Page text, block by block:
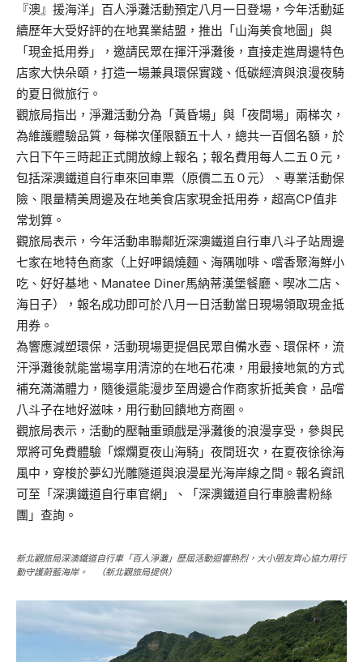
『澳』援海洋」百人淨灘活動預定八月一日登場，今年活動延
續歷年大受好評的在地異業結盟，推出「山海美食地圖」與
「現金抵用券」，邀請民眾在揮汗淨灘後，直接走進周邊特色
店家大快朵頤，打造一場兼具環保實踐、低碳經濟與浪漫夜騎
的夏日微旅行。
觀旅局指出，淨灘活動分為「黃昏場」與「夜間場」兩梯次，
為維護體驗品質，每梯次僅限額五十人，總共一百個名額，於
六日下午三時起正式開放線上報名；報名費用每人二五０元，
包括深澳鐵道自行車來回車票（原價二五０元）、專業活動保
險、限量精美周邊及在地美食店家現金抵用券，超高CP值非
常划算。
觀旅局表示，今年活動串聯鄰近深澳鐵道自行車八斗子站周邊
七家在地特色商家（上好呷鍋燒麵、海隅咖啡、嚐香聚海鮮小
吃、好好基地、Manatee Diner馬納蒂漢堡餐廳、喫冰二店、
海日子），報名成功即可於八月一日活動當日現場領取現金抵
用券。
為響應減塑環保，活動現場更提倡民眾自備水壺、環保杯，流
汗淨灘後就能當場享用清涼的在地石花凍，用最接地氣的方式
補充滿滿體力，隨後還能漫步至周邊合作商家折抵美食，品嚐
八斗子在地好滋味，用行動回饋地方商圈。
觀旅局表示，活動的壓軸重頭戲是淨灘後的浪漫享受，參與民
眾將可免費體驗「燦爛夏夜山海騎」夜間班次，在夏夜徐徐海
風中，穿梭於夢幻光雕隧道與浪漫星光海岸線之間。報名資訊
可至「深澳鐵道自行車官網」、「深澳鐵道自行車臉書粉絲
團」查詢。
新北觀旅局深澳鐵道自行車「百人淨灘」歷屆活動迴響熱烈，大小朋友齊心協力用行
動守護蔚藍海岸。 （新北觀旅局提供）